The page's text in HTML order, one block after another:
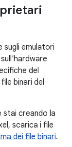
sugli emulatori
del
binari del
stai creando la
scarica i file
dei file binari.